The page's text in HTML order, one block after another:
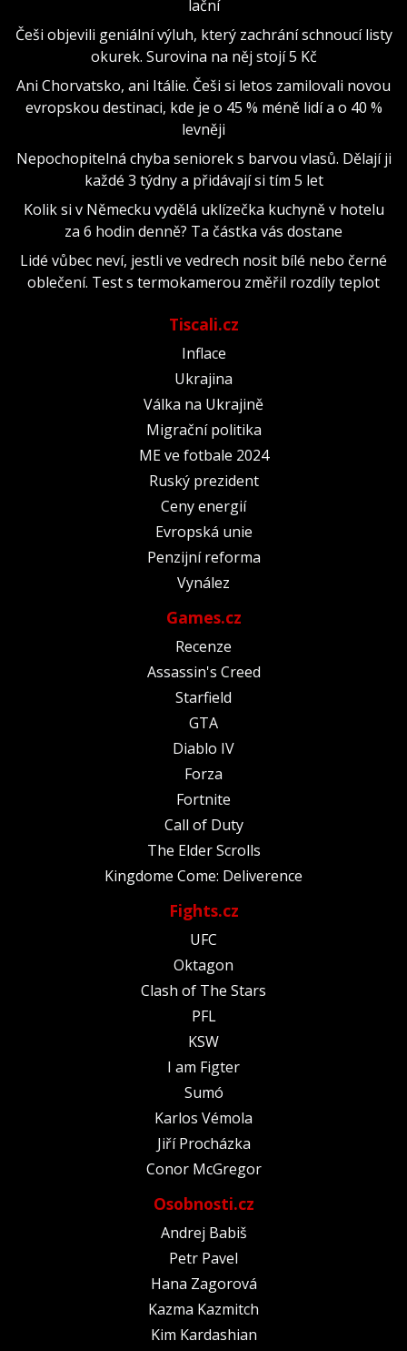
lační
Češi objevili geniální výluh, který zachrání schnoucí listy
okurek. Surovina na něj stojí 5 Kč
Ani Chorvatsko, ani Itálie. Češi si letos zamilovali novou
evropskou destinaci, kde je o 45 % méně lidí a o 40 %
levněji
Nepochopitelná chyba seniorek s barvou vlasů. Dělají ji
každé 3 týdny a přidávají si tím 5 let
Kolik si v Německu vydělá uklízečka kuchyně v hotelu
za 6 hodin denně? Ta částka vás dostane
Lidé vůbec neví, jestli ve vedrech nosit bílé nebo černé
oblečení. Test s termokamerou změřil rozdíly teplot
Tiscali.cz
Inflace
Ukrajina
Válka na Ukrajině
Migrační politika
ME ve fotbale 2024
Ruský prezident
Ceny energií
Evropská unie
Penzijní reforma
Vynález
Games.cz
Recenze
Assassin's Creed
Starfield
GTA
Diablo IV
Forza
Fortnite
Call of Duty
The Elder Scrolls
Kingdome Come: Deliverence
Fights.cz
UFC
Oktagon
Clash of The Stars
PFL
KSW
I am Figter
Sumó
Karlos Vémola
Jiří Procházka
Conor McGregor
Osobnosti.cz
Andrej Babiš
Petr Pavel
Hana Zagorová
Kazma Kazmitch
Kim Kardashian